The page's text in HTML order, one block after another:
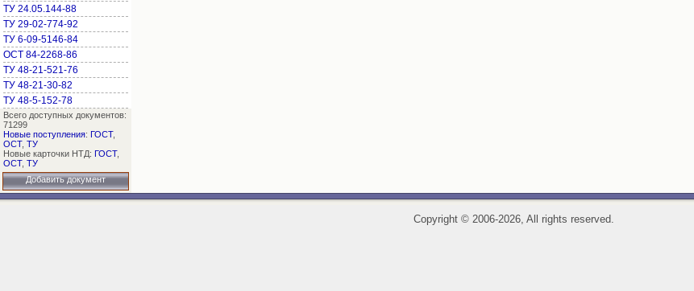
ТУ 24.05.144-88
ТУ 29-02-774-92
ТУ 6-09-5146-84
ОСТ 84-2268-86
ТУ 48-21-521-76
ТУ 48-21-30-82
ТУ 48-5-152-78
Всего доступных документов:
71299
Новые поступления: ГОСТ,
ОСТ, ТУ
Новые карточки НТД: ГОСТ,
ОСТ, ТУ
Добавить документ
Copyright ©2006-2026, All rights reserved.